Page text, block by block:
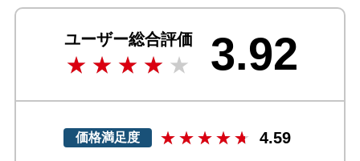
ユーザー総合評価 3.92
価格満足度 4.59